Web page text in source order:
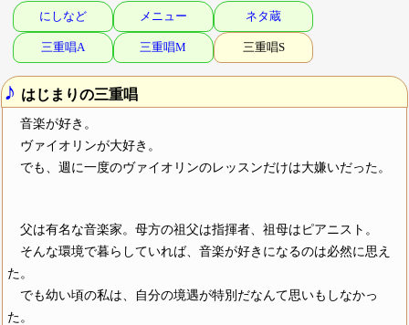
にしなど メニュー ネタ蔵
三重唱A 三重唱M 三重唱S
♪ はじまりの三重唱
音楽が好き。
ヴァイオリンが大好き。
でも、週に一度のヴァイオリンのレッスンだけは大嫌いだった。
父は有名な音楽家。母方の祖父は指揮者、祖母はピアニスト。
そんな環境で暮らしていれば、音楽が好きになるのは必然に思え
た。
でも幼い頃の私は、自分の境遇が特別だなんて思いもしなかっ
た。